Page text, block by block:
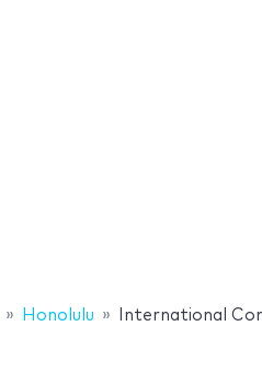
Honolulu International